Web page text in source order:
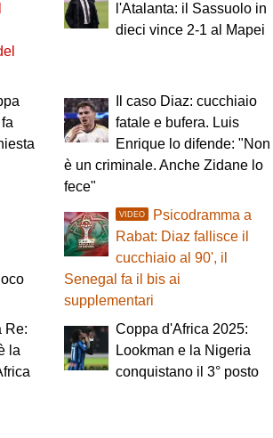
l'Atalanta: il Sassuolo in
dieci vince 2-1 al Mapei
Il caso Diaz: cucchiaio
fatale e bufera. Luis
Enrique lo difende: "Non
è un criminale. Anche Zidane lo
fece"
VIDEO
Psicodramma a
Rabat: Diaz fallisce il
cucchiaio al 90', il
Senegal fa il bis ai
supplementari
Re:
la
Coppa d'Africa 2025:
Lookman e la Nigeria
conquistano il 3° posto